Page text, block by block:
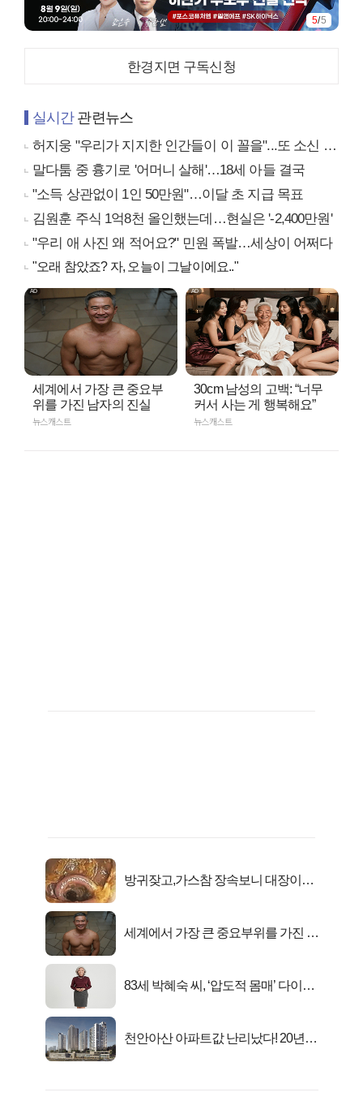
5/5
한경지면 구독신청
실시간관련뉴스
허지웅 "우리가 지지한 인간들이 이 꼴을"...또 소신 발언
말다툼 중 흉기로 '어머니 살해'…18세 아들 결국
"소득 상관없이 1인 50만원"…이달 초 지급 목표
김원훈 주식 1억8천 올인했는데…현실은 '-2,400만원'
"우리 애 사진 왜 적어요?" 민원 폭발…세상이 어쩌다
"오래 참았죠? 자, 오늘이 그날이에요.."
세계에서 가장 큰 중요부
위를 가진 남자의 진실
뉴스캐스트
30cm 남성의 고백: “너무
커서 사는 게 행복해요”
뉴스캐스트
방귀잦고,가스참 장속보니 대장이아
세계에서 가장 큰 중요부위를 가진 남
83세 박혜숙 씨, ‘압도적 몸매’ 다이어
천안아산 아파트값 난리났다! 20년